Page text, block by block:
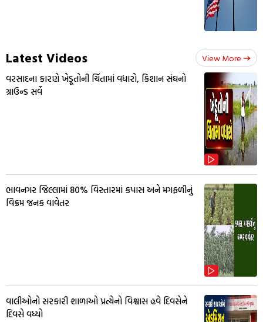
Latest Videos View More
વરસાદના કારણે ખેડૂતોની ચિંતામાં વધારો, કિશાન સંઘનો
ગ્રાઉન્ડ સર્વે
ભાવનગર જિલ્લામાં 80% વિસ્તારમાં કપાસ અને મગફળીનું
વિક્રમ જનક વાવેતર
વાલીઓનો સરકારી શાળાઓ પ્રત્યેનો વિશ્વાસ હવે દિવસેને
દિવસે વધ્યો